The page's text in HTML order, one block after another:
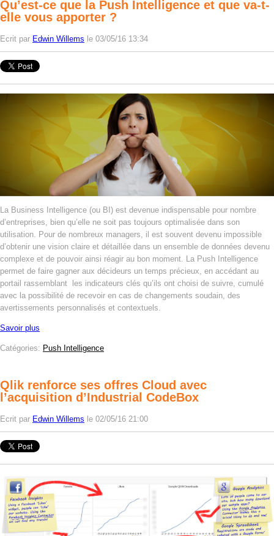
Qu’est-ce que la Push Intelligence et que va-t-
elle vous apporter ?
Ecrit par Edwin Willems le 03/05/16 13:34
La Business Intelligence (ou BI) est devenue indispensable pour nombre
d’entreprises, bien qu’elle ne soit pas toujours optimalisée dans son
utilisation. Pour de nombreux managers, il est souvent devenu impossible
d’obtenir une vision claire et détaillée dans un ensemble de données devenu
complexe et de pouvoir ainsi réagir au bon moment. La Push Intelligence
permet de faire gagner aux décideurs un temps précieux, en accédant au
portail rassemblant les indicateurs clés qu’ils ont choisi de suivre, cumulé
avec la possibilité de recevoir en cas de changements soudain, des
avertissements personnalisés et contextuels.
Savoir plus
Catégories: Push Intelligence
Qlik renforce ses offres Cloud avec
l’acquisition d’Industrial CodeBox
Ecrit par Edwin Willems le 02/05/16 21:00